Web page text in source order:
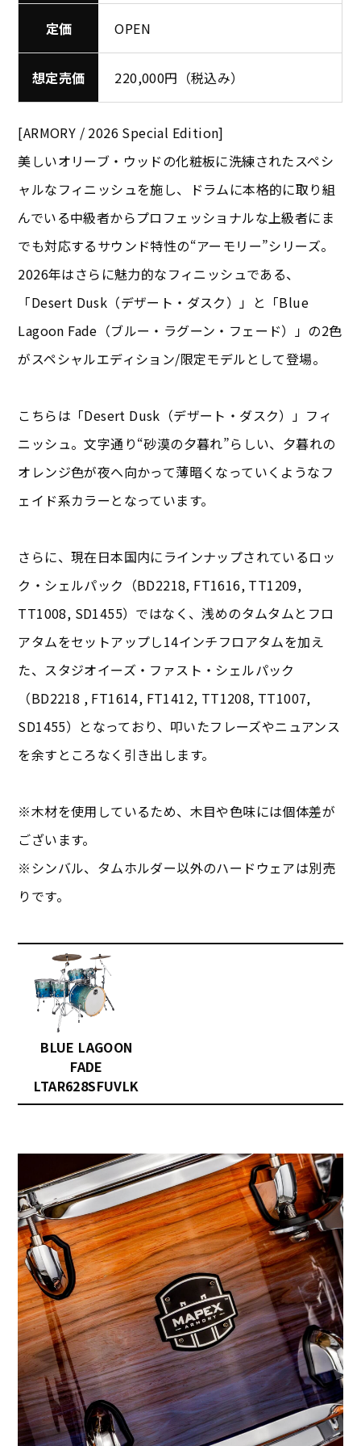
定価 OPEN
想定売価 220,000円（税込み）
[ARMORY / 2026 Special Edition]
美しいオリーブ・ウッドの化粧板に洗練されたスペシ
ャルなフィニッシュを施し、ドラムに本格的に取り組
んでいる中級者からプロフェッショナルな上級者にま
でも対応するサウンド特性の“アーモリー”シリーズ。
2026年はさらに魅力的なフィニッシュである、
「Desert Dusk（デザート・ダスク）」と「Blue
Lagoon Fade（ブルー・ラグーン・フェード）」の2色
がスペシャルエディション/限定モデルとして登場。
こちらは「Desert Dusk（デザート・ダスク）」フィ
ニッシュ。文字通り“砂漠の夕暮れ”らしい、夕暮れの
オレンジ色が夜へ向かって薄暗くなっていくようなフ
ェイド系カラーとなっています。
さらに、現在日本国内にラインナップされているロッ
ク・シェルパック（BD2218, FT1616, TT1209,
TT1008, SD1455）ではなく、浅めのタムタムとフロ
アタムをセットアップし14インチフロアタムを加え
た、スタジオイーズ・ファスト・シェルパック
（BD2218 , FT1614, FT1412, TT1208, TT1007,
SD1455）となっており、叩いたフレーズやニュアンス
を余すところなく引き出します。
※木材を使用しているため、木目や色味には個体差が
ございます。
※シンバル、タムホルダー以外のハードウェアは別売
りです。
BLUE LAGOON
FADE
LTAR628SFUVLK